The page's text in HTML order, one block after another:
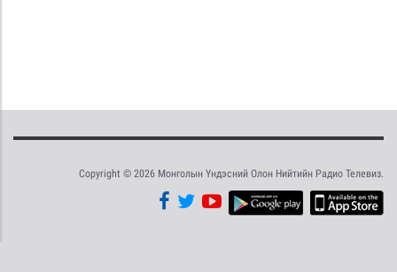
Copyright © 2026 Монголын Үндэсний Олон Нийтийн Радио Телевиз.